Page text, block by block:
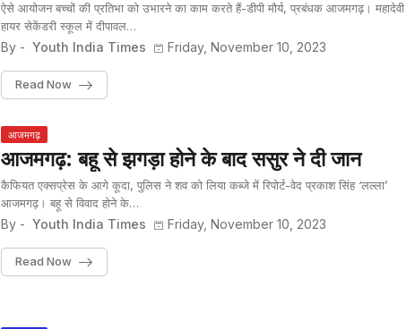
ऐसे आयोजन बच्चों की प्रतिभा को उभारने का काम करते हैं-डीपी मौर्य, प्रबंधक आजमगढ़। महादेवी
हायर सेकेंडरी स्कूल में दीपावल…
By - Youth India Times Friday, November 10, 2023
Read Now
आजमगढ़
आजमगढ़: बहू से झगड़ा होने के बाद ससुर ने दी जान
कैफियत एक्सप्रेस के आगे कूदा, पुलिस ने शव को लिया कब्जे में रिपोर्ट-वेद प्रकाश सिंह ‘लल्ला’
आजमगढ़। बहू से विवाद होने के…
By - Youth India Times Friday, November 10, 2023
Read Now